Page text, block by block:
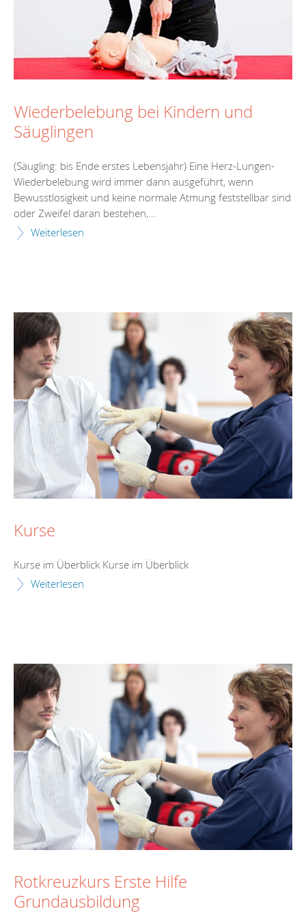
Wiederbelebung bei Kindern und
Säuglingen
(Säugling: bis Ende erstes Lebensjahr) Eine Herz-Lungen-
Wiederbelebung wird immer dann ausgeführt, wenn
Bewusstlosigkeit und keine normale Atmung feststellbar sind
oder Zweifel daran bestehen,...
Weiterlesen
Kurse
Kurse im Überblick Kurse im Überblick
Weiterlesen
Rotkreuzkurs Erste Hilfe
Grundausbildung